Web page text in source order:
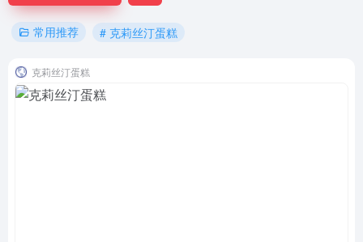
常用推荐 # 克莉丝汀蛋糕
克莉丝汀蛋糕